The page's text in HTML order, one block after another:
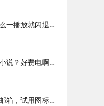
只能装共存版，怎么一播放就闪退也无法下载，只能播放本地音乐。求修复啊
登录电视机看网络小说？好费电啊。。。。
不能授权，激活要邮箱，试用图标显示过期